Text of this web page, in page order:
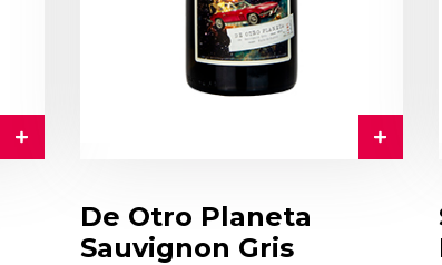
De Otro Planeta
Sauvignon Gris